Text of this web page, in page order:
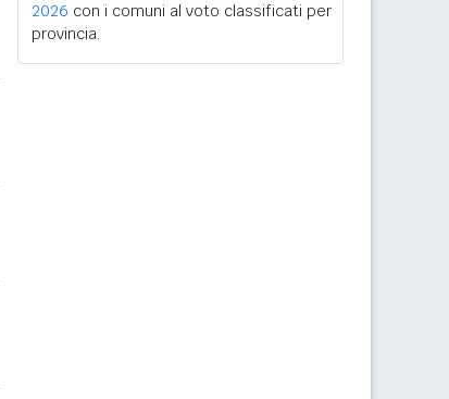
2026 con i comuni al voto classificati per
provincia.